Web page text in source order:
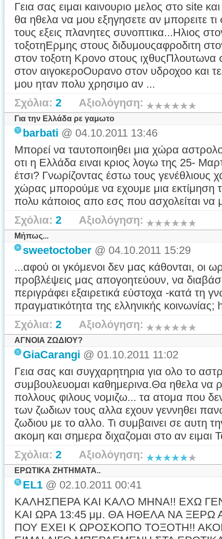
Γεια σας ειμαι καινουριο μελος στο site
θα ηθελα να μου εξηγησετε αν μπορειτε
τους εξεις πλανητες συνοπτικα...Ηλιος
τοξοτηΕρμης στους διδυμουςαφροδιτη
στον τοξοτη Κρονο στους
στον αιγοκεροΟυρανο στον υδροχοο και
μου ηταν πολυ χρησιμο αν ...
Σχόλια: 2 Αξιολόγηση:
Για την Ελλάδα ρε γαμωτο
barbati @ 04.10.2011 13:46
Μπορεί να ταυτοποιηθει μια χώρα
οτι η Ελλάδα ειναι κριος λογω της 25-
έτσι? Γνωρίζοντας έστω τους γενέθλιους
χώρας μπορούμε να εχουμε μια εκτίμηση
πολυ κάποιος απο εσς που ασχολείται
Σχόλια: 2 Αξιολόγηση:
Μήπως...
sweetoctober @ 04.10.2011 15:29
...αφού οι γκόμενοι δεν μας κάθονται, οι
προβλέψεις μας απογοητεύουν, να
περιγράφει εξαιρετικά εύστοχα -κατά τη
πραγματικότητα της ελληνικής
Σχόλια: 2 Αξιολόγηση:
ΑΓΝΟΙΑ ΖΩΔΙΟΥ?
GiaCarangi @ 01.10.2011 11:02
Γεια σας και συγχαρητηρια για ολο το
συμβουλευομαι καθημερινα.Θα ηθελα
πολλους φιλους νομιζω... τα ατομα που
των ζωδιων τους αλλα εχουν γεννηθει
ζωδιου με το αλλο. Τι συμβαινει σε αυτη
ακομη και σημερα διχαζομαι στο αν ειμαι
Σχόλια: 2 Αξιολόγηση:
ΕΡΩΤΙΚΑ ΖΗΤΗΜΑΤΑ..
EL1 @ 02.10.2011 00:41
ΚΑΛΗΣΠΕΡΑ ΚΑΙ ΚΑΛΟ ΜΗΝΑ!! ΕΧΩ
ΚΑΙ ΩΡΑ 13:45 μμ. ΘΑ ΗΘΕΛΑ NΑ
ΠΟΥ ΕΧΕΙ Κ ΩΡΟΣΚΟΠΟ ΤΟΞΟΤΗ!!